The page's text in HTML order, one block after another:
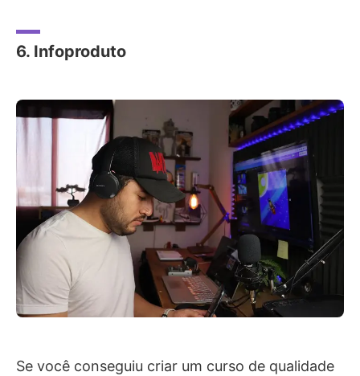
6. Infoproduto
Se você conseguiu criar um curso de qualidade